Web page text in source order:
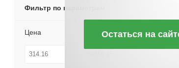
Фильтр по параметрам
Цена Остаться на